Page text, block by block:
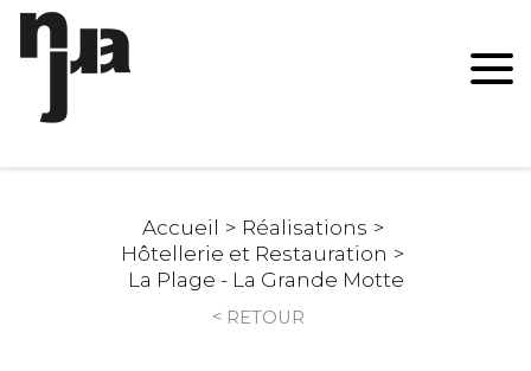
Accueil
Réalisations
Hôtellerie et Restauration
La Plage - La Grande Motte
RETOUR